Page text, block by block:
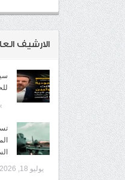
الارشيف
يوليو 18, 2026